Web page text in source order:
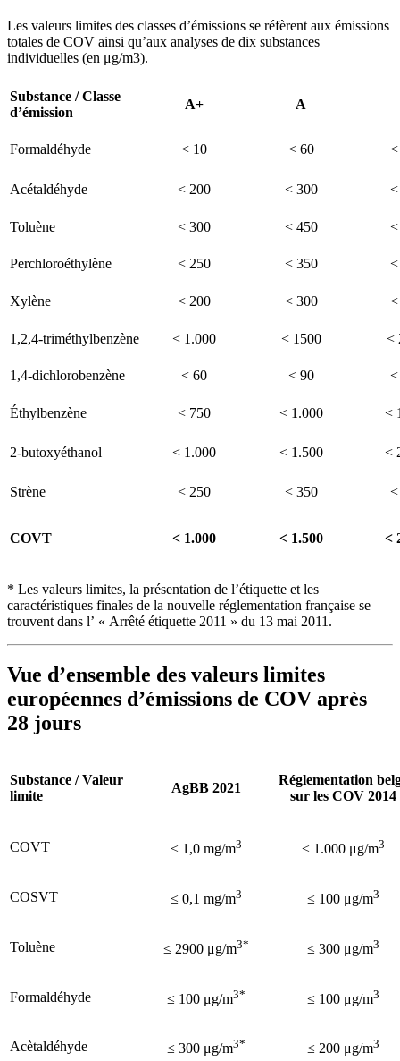
Les valeurs limites des classes d’émissions se réfèrent aux émissions
totales de COV ainsi qu’aux analyses de dix substances
individuelles (en μg/m3).
Substance / Classe
d’émission
A+ A
Formaldéhyde < 10 < 60
Acétaldéhyde < 200 < 300
Toluène < 300 < 450
Perchloroéthylène < 250 < 350
Xylène < 200 < 300
1,2,4-triméthylbenzène < 1.000 < 1500 <
1,4-dichlorobenzène < 60 < 90
Éthylbenzène < 750 < 1.000 <
2-butoxyéthanol < 1.000 < 1.500 <
Strène < 250 < 350
COVT < 1.000 < 1.500 <
* Les valeurs limites, la présentation de l’étiquette et les
caractéristiques finales de la nouvelle réglementation française se
trouvent dans l’ « Arrêté étiquette 2011 » du 13 mai 2011.
Vue d’ensemble des valeurs limites
européennes d’émissions de COV après
28 jours
Substance / Valeur
limite
AgBB 2021
Réglementation
sur les COV 2014
COVT ≤ 1,0 mg/m3 ≤ 1.000 μg/m3
COSVT ≤ 0,1 mg/m3 ≤ 100 μg/m3
Toluène ≤ 2900 μg/m3* ≤ 300 μg/m3
Formaldéhyde ≤ 100 μg/m3* ≤ 100 μg/m3
Acètaldéhyde ≤ 300 μg/m3* ≤ 200 μg/m3